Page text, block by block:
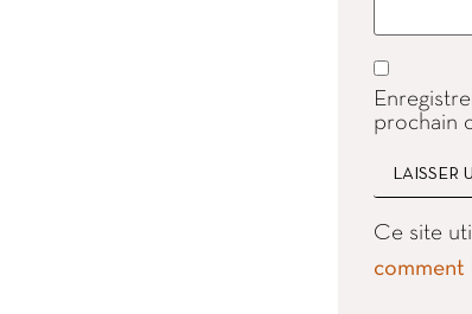
prochain
Ce site
comment